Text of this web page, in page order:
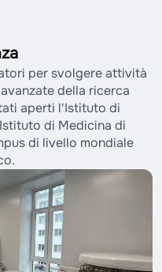
per svolgere attività
della ricerca
aperti l'Istituto di
di Medicina di
di livello mondiale